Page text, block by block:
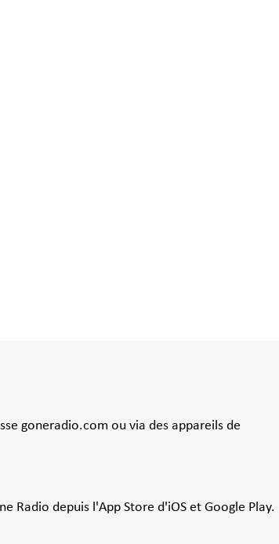
goneradio.com ou via des appareils de
Radio depuis l'App Store d'iOS et Google Play.